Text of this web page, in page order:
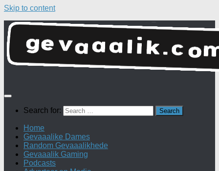
Skip to content
Search for:
Home
Gevaaalike Dames
Random Gevaaalikhede
Gevaaalik Gaming
Podcasts